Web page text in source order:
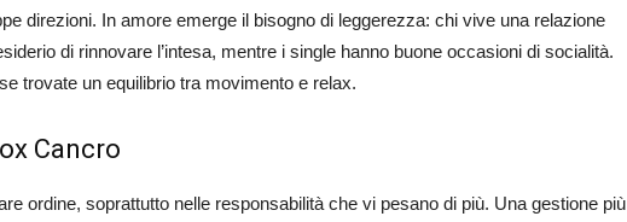
direzioni. In amore emerge il bisogno di leggerezza: chi vive una relazione
di rinnovare l’intesa, mentre i single hanno buone occasioni di socialità.
trovate un equilibrio tra movimento e relax.
Cancro
ordine, soprattutto nelle responsabilità che vi pesano di più. Una gestione più